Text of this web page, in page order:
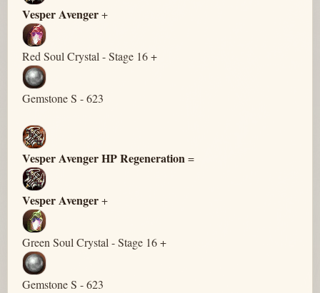
Vesper Avenger+
Red Soul Crystal - Stage 16 +
Gemstone S - 623
Vesper Avenger HP Regeneration=
Vesper Avenger+
Green Soul Crystal - Stage 16 +
Gemstone S - 623